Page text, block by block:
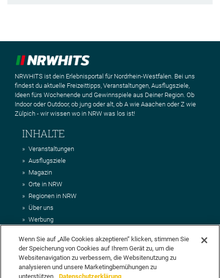
NRWHITS ist dein Erlebnisportal für Nordrhein-Westfalen. Bei uns
findest du aktuelle Freizeittipps, Veranstaltungen, Ausflugsziele,
Ideen fürs Wochenende und Gewinnspiele aus Deiner Region. Ob
Indoor oder Outdoor, ob jung oder alt, ob A wie Aaachen oder Z wie
Zülpich - wir wissen wo in NRW was los ist!
INHALTE
Veranstaltungen
Ausflugsziele
Magazin
Orte in NRW
Regionen in NRW
Über uns
Werbung
Impressum
AGB
Datenschutz
Wenn Sie auf „Alle Cookies akzeptieren“ klicken, stimmen Sie
der Speicherung von Cookies auf Ihrem Gerät zu, um die
Websitenavigation zu verbessern, die Websitenutzung zu
analysieren und unsere Marketingbemühungen zu
unterstützen.
Datenschutzerklärung